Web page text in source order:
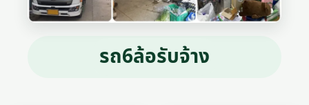
รถ6ล้อรับจ้าง